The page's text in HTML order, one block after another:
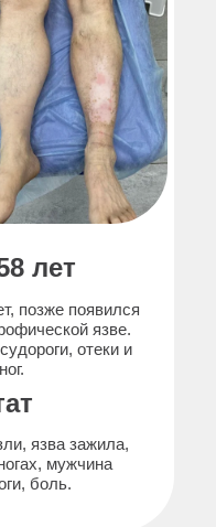
лет
позже появился
язве.
отеки и
язва зажила,
мужчина
боль.